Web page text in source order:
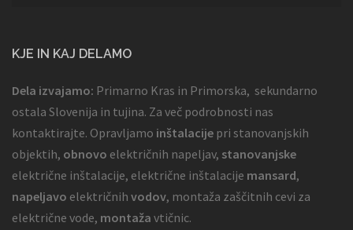
KJE IN KAJ DELAMO
Dela izvajamo: Primarno Kras in Primorska, sekundarno
ostala Slovenija in tujina. Za več podrobnosti nas
kontaktirajte. Opravljamo inštalacije pri stanovanjskih
objektih, obnovo električnih napeljav, stanovanjske
električne inštalacije, električne inštalacije mansard,
napeljavo električnih vodov, montaža zaščitnih cevi za
električne vode, montaža vtičnic.